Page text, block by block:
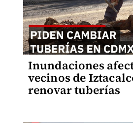
Inundaciones
vecinos de
renovar tuberías